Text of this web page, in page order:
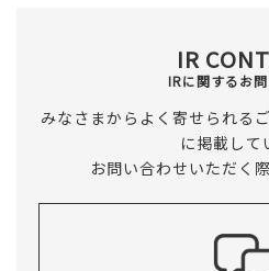
IR
IRに関するお
みなさまからよく寄せられる
に掲載して
お問い合わせいただく